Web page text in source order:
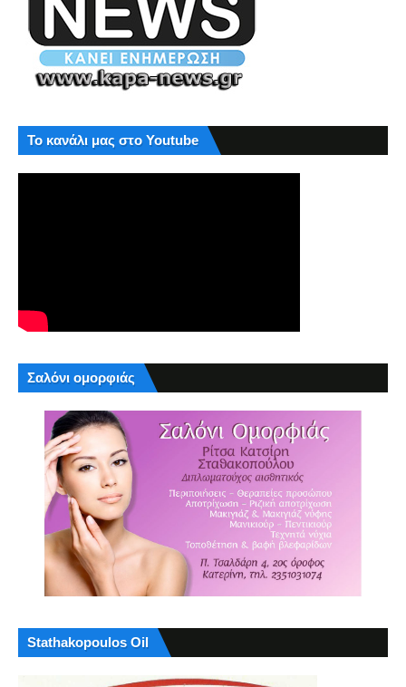
Το κανάλι μας στο Youtube
Σαλόνι ομορφιάς
Stathakopoulos Oil